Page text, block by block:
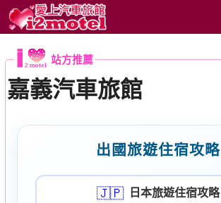
最新
搜尋
六都
北部
嘉義汽車旅館
站方推薦
出國旅遊住宿攻略
🇯🇵 日本旅遊住宿攻略